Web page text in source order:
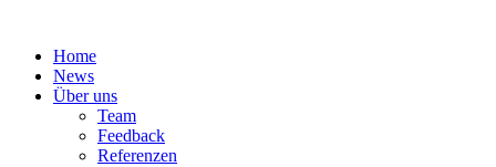
springenHome
News
Über uns
Team
Feedback
Referenzen